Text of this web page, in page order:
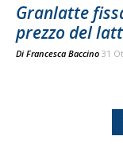
Granlatte
prezzo del
Di Francesca Baccino 31